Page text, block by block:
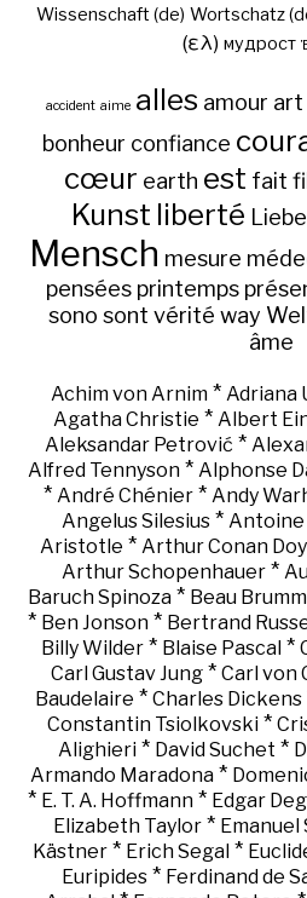
Wissenschaft (de) Wortschatz
(ελ) мудрост
accident aime alles amour art
bonheur confiance
cœur earth est fait
Kunst liberté Liebe
Mensch mesure
pensées printemps
sono sont vérité way
âme
Achim von Arnim * Adriana
Agatha Christie * Albert
Aleksandar Petrović *
Alfred Tennyson* Alphonse
* André Chénier* Andy
Angelus Silesius * Antoine
Aristotle * Arthur Conan
Arthur Schopenhauer*
Baruch Spinoza * Beau
* Ben Jonson* Bertrand
Billy Wilder* Blaise Pascal*
Carl Gustav Jung * Carl von
Baudelaire * Charles Dickens
Constantin Tsiolkovski *
Alighieri* David Suchet *
Armando Maradona*
* E. T. A. Hoffmann * Edgar
Elizabeth Taylor *
Kästner * Erich Segal *
Euripides* Ferdinand de